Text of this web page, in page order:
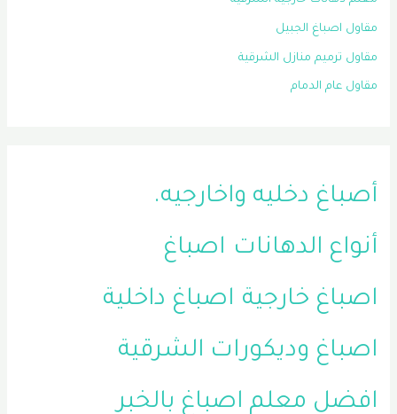
مقاول اصباغ الجبيل
مقاول ترميم منازل الشرقية
مقاول عام الدمام
أصباغ دخليه واخارجيه.
أنواع الدهانات اصباغ
اصباغ خارجية اصباغ داخلية
اصباغ وديكورات الشرقية
افضل معلم اصباغ بالخبر